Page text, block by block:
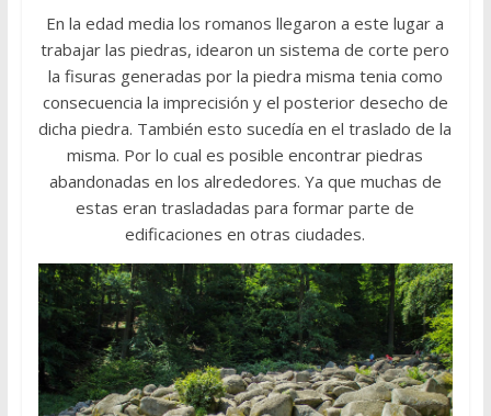
En la edad media los romanos llegaron a este lugar a
trabajar las piedras, idearon un sistema de corte pero
la fisuras generadas por la piedra misma tenia como
consecuencia la imprecisión y el posterior desecho de
dicha piedra. También esto sucedía en el traslado de la
misma. Por lo cual es posible encontrar piedras
abandonadas en los alrededores. Ya que muchas de
estas eran trasladadas para formar parte de
edificaciones en otras ciudades.